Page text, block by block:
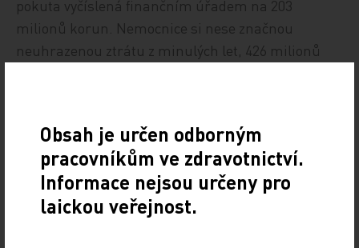
pokuta vyčíslená finančním úřadem na 203
milionů korun. Nemocnice si nese značnou
neuhrazenou ztrátu z minulých let, 426 milionů
milionů korun.
ČTK
Obsah je určen odborným
pracovníkům ve zdravotnictví.
Informace nejsou určeny pro
laickou veřejnost.